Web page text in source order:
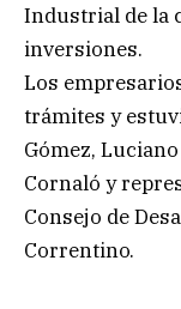
Industrial de la
inversiones.
Los
trámites y
Gómez,
Cornaló y
Consejo de
Correntino.